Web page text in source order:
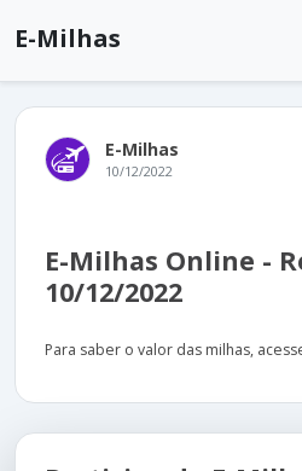
E-Milhas
E-Milhas
10/12/2022
E-Milhas Online -
10/12/2022
Para saber o valor das milhas,